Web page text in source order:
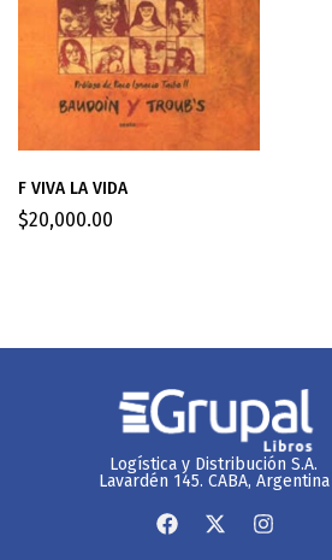
F VIVA LA VIDA
$20,000.00
Logística y Distribución S.A.
Lavardén 145. CABA, Argentina